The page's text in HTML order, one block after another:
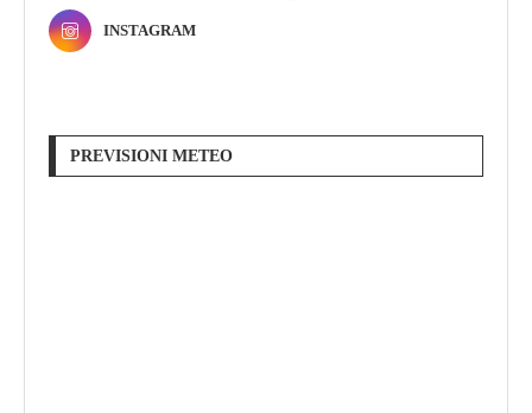
INSTAGRAM
PREVISIONI METEO